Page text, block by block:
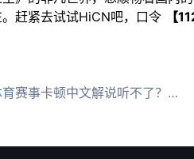
赶紧去试试HiCN吧，口令
【
中文解说听不了？用HiCN回国加速器一键解决